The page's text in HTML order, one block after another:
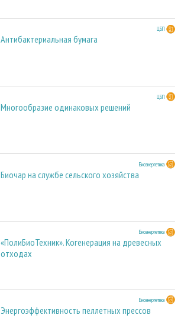
ЦБП
Антибактериальная бумага
ЦБП
Многообразие одинаковых решений
Биоэнергетика
Биочар на службе сельского хозяйства
Биоэнергетика
«ПолиБиоТехник». Когенерация на древесных
отходах
Биоэнергетика
Энергоэффективность пеллетных прессов